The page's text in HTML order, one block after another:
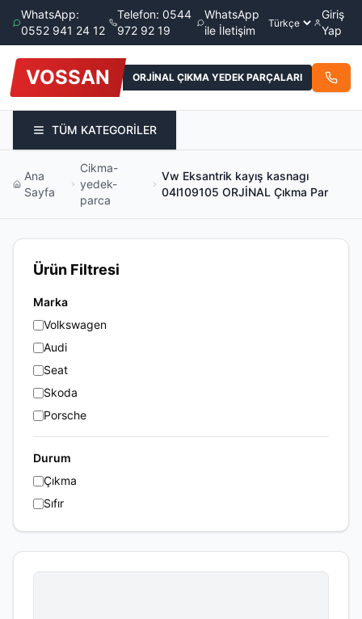
WhatsApp:
0552 941 24 12
Telefon: 0544
972 92 19
WhatsApp
ile İletişim
Giriş
Yap
VOSSAN ORJİNAL ÇIKMA YEDEK PARÇALARI
TÜM KATEGORİLER
Ana
Sayfa
Cikma-
yedek-
parca
Vw Eksantrik kayış kasnagı
04l109105 ORJİNAL Çıkma Par
Ürün Filtresi
Marka
Volkswagen
Audi
Seat
Skoda
Porsche
Durum
Çıkma
Sıfır